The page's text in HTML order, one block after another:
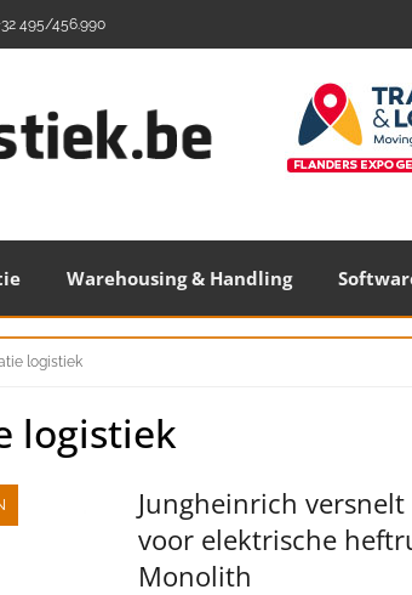
495/456.990
Warehousing & Handling
logistiek
logistiek
Jungheinrich
voor elektrische
Monolith